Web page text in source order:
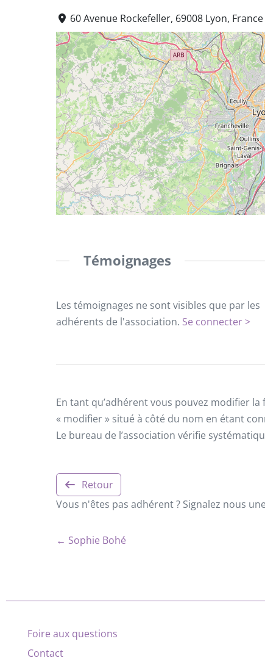
60 Avenue Rockefeller, 69008 Lyon, France
Témoignages
Les témoignages ne sont visibles que par les
adhérents de l'association. Se connecter >
En tant qu’adhérent vous pouvez modifier
« modifier » situé à côté du nom en étant
Le bureau de l’association vérifie
Retour
Vous n'êtes pas adhérent ? Signalez nous
← Sophie Bohé
Foire aux questions
Contact